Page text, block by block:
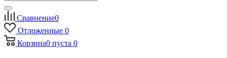
Сравнение0
Отложенные 0
Корзина0 пуста 0